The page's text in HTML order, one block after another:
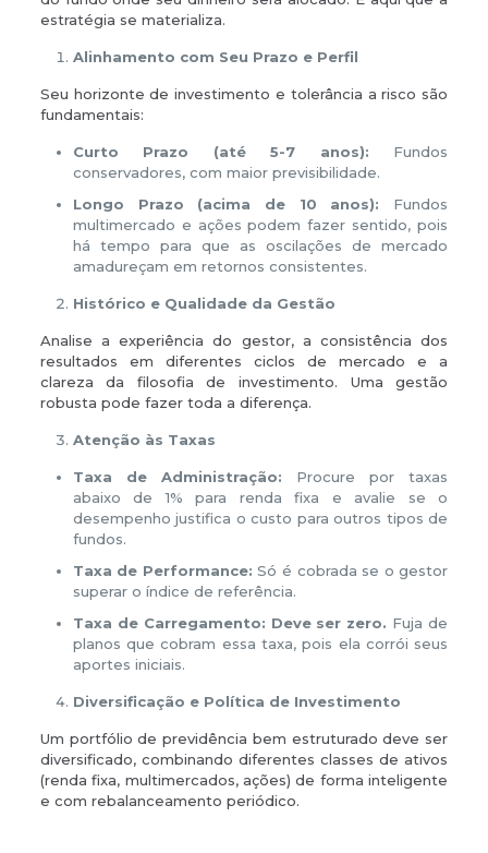
estratégia se materializa.
Alinhamento com Seu Prazo e Perfil
Seu horizonte de investimento e tolerância a risco são
fundamentais:
Curto Prazo (até 5-7 anos): Fundos
conservadores, com maior previsibilidade.
Longo Prazo (acima de 10 anos): Fundos
multimercado e ações podem fazer sentido, pois
há tempo para que as oscilações de mercado
amadureçam em retornos consistentes.
Histórico e Qualidade da Gestão
Analise a experiência do gestor, a consistência dos
resultados em diferentes ciclos de mercado e a
clareza da filosofia de investimento. Uma gestão
robusta pode fazer toda a diferença.
Atenção às Taxas
Taxa de Administração: Procure por taxas
abaixo de 1% para renda fixa e avalie se o
desempenho justifica o custo para outros tipos de
fundos.
Taxa de Performance: Só é cobrada se o gestor
superar o índice de referência.
Taxa de Carregamento: Deve ser zero. Fuja de
planos que cobram essa taxa, pois ela corrói seus
aportes iniciais.
Diversificação e Política de Investimento
Um portfólio de previdência bem estruturado deve ser
diversificado, combinando diferentes classes de ativos
(renda fixa, multimercados, ações) de forma inteligente
e com rebalanceamento periódico.